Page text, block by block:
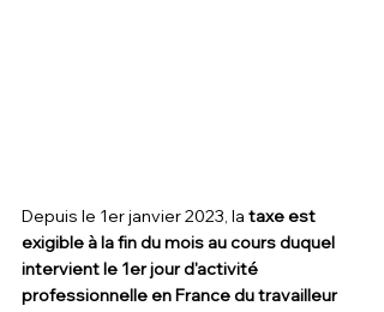
Depuis le 1er janvier 2023, la taxe est
exigible à la fin du mois au cours duquel
intervient le 1er jour d'activité
professionnelle en France du travailleur